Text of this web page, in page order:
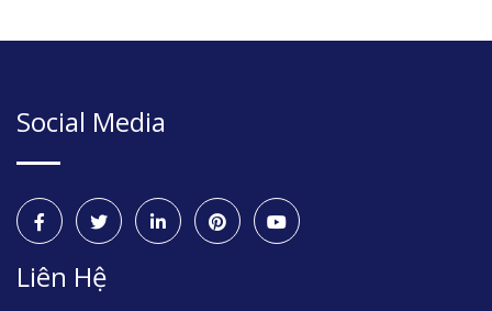
Social Media
Liên Hệ